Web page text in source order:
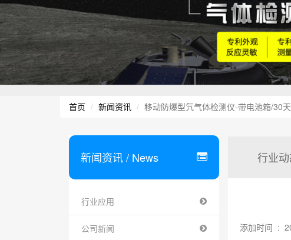
首页 新闻资讯 移动防爆型氕气体检测仪-带电池箱/30
新闻资讯/ News
行业应用
公司新闻
行业
添加时间 :